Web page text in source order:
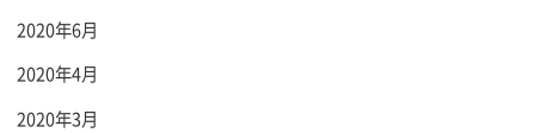
2020年6月
2020年4月
2020年3月